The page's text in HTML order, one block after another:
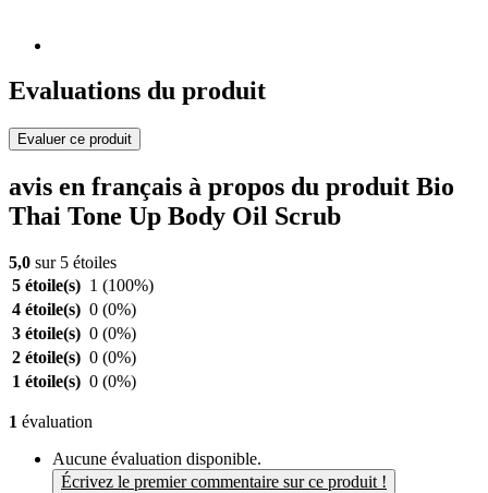
Evaluations du produit
Evaluer ce produit
avis en français à propos du produit Bio
Thai Tone Up Body Oil Scrub
5,0 sur 5 étoiles
5 étoile(s) 1 (100%)
4 étoile(s) 0 (0%)
3 étoile(s) 0 (0%)
2 étoile(s) 0 (0%)
1 étoile(s) 0 (0%)
1 évaluation
Aucune évaluation disponible.
Écrivez le premier commentaire sur ce produit !